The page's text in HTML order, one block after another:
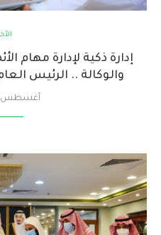
إدارة ذكية لإدارة مهام
والوكالة .. الرئيس
أغسطس 30, 2021